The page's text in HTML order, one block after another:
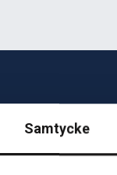
Samtycke
Butik Skövde
Butik